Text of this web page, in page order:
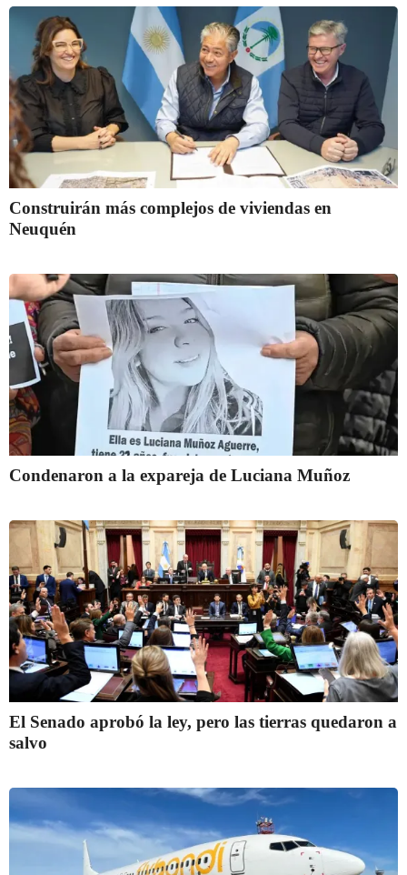
Construirán más complejos de viviendas en
Neuquén
Condenaron a la expareja de Luciana Muñoz
El Senado aprobó la ley, pero las tierras quedaron a
salvo